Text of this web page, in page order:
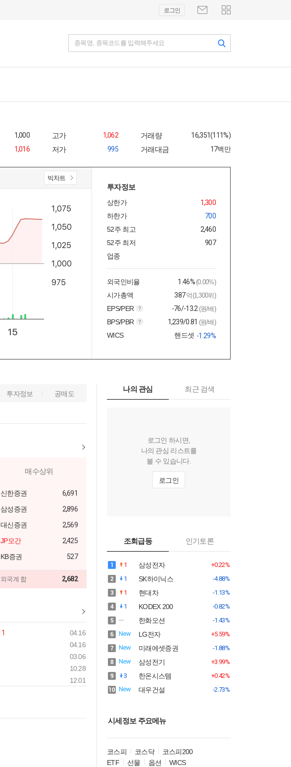
로그인
종목명, 종목코드를 입력해주세요
1,000 고가 1,062 거래량 16,351(111%)
1,016 저가 995 거래대금 17백만
빅차트
투자정보
상한가
1,300
하한가
700
52주 최고
2,460
52주 최저
907
업종
외국인비율 1.46% (0.00%)
시가총액 387억(1,300위)
EPS/PER -76/-13.2 (원/배)
BPS/PBR 1,239/0.81 (원/배)
WICS 핸드셋 -1.29%
투자정보 공매도
매수상위
신한증권
6,691
삼성증권
2,896
대신증권
2,569
JP모간
2,425
KB증권
527
외국계 합 2,682
1
04.16
04.16
03.06
10.28
12.01
나의 관심 최근 검색
로그인 하시면,
나의 관심 리스트를
볼 수 있습니다.
로그인
조회급등 인기토론
1 삼성전자
+0.22%
1
SK하이닉스
-4.88%
1
현대차
-1.13%
1
KODEX 200 -0.82%
한화오션 -1.43%
LG전자 +5.59%
미래에셋증권 -1.88%
삼성전기
+3.99%
3
한온시스템 +0.42%
대우건설 -2.73%
시세정보 주요메뉴
코스피 코스닥
코스피200
ETF
선물 옵션
WICS